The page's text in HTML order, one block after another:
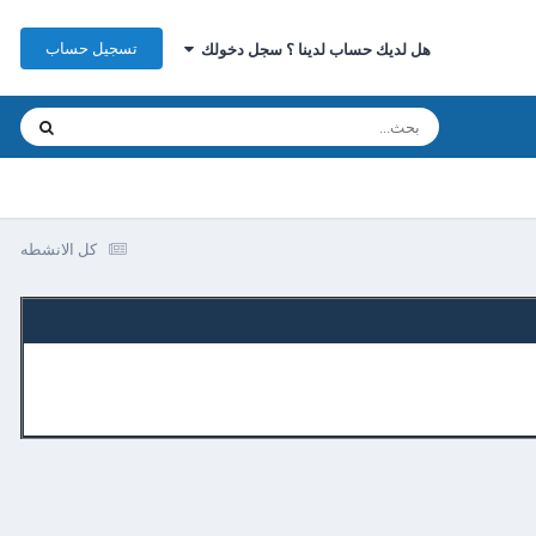
هل لديك حساب لدينا ؟ سجل دخولك تسجيل حساب
كل الانشطه